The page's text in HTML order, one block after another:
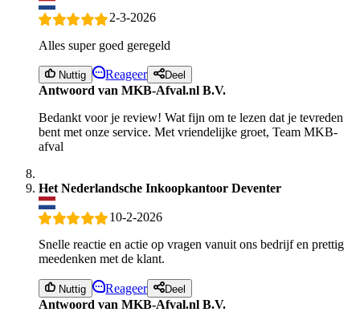
2-3-2026
Alles super goed geregeld
Nuttig Reageer Deel
Antwoord van MKB-Afval.nl B.V.
Bedankt voor je review! Wat fijn om te lezen dat je tevreden
bent met onze service. Met vriendelijke groet, Team MKB-
afval
Het Nederlandsche Inkoopkantoor Deventer
10-2-2026
Snelle reactie en actie op vragen vanuit ons bedrijf en prettig
meedenken met de klant.
Nuttig Reageer Deel
Antwoord van MKB-Afval.nl B.V.